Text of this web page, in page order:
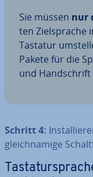
Sie müssen nur
ten Ziel­spra­che
Tastatur
Pakete für die
und Hand­schrift
Schritt 4:
gleich­na­mi­ge